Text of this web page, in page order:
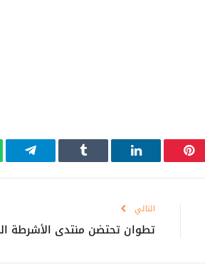
بينتيريستلينكدإن Tumblr
التالي
تطوان تحتضن منتدى الأشرطة